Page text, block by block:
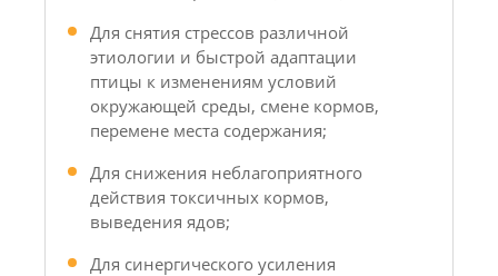
Для снятия стрессов различной
этиологии и быстрой адаптации
птицы к изменениям условий
окружающей среды, смене кормов,
перемене места содержания;
Для снижения неблагоприятного
действия токсичных кормов,
выведения ядов;
Для синергического усиления